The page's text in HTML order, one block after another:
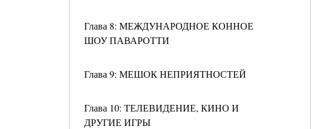
Глава 8: МЕЖДУНАРОДНОЕ КОННОЕ
ШОУ ПАВАРОТТИ
Глава 9: МЕШОК НЕПРИЯТНОСТЕЙ
Глава 10: ТЕЛЕВИДЕНИЕ, КИНО И
ДРУГИЕ ИГРЫ